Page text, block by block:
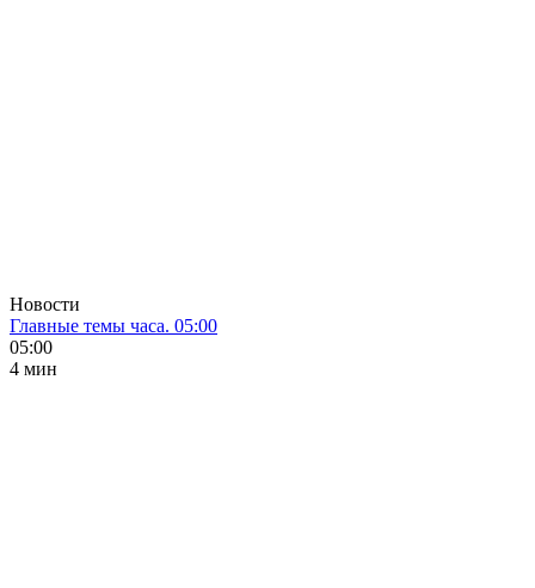
Новости
Главные темы часа. 05:00
05:00
4 мин